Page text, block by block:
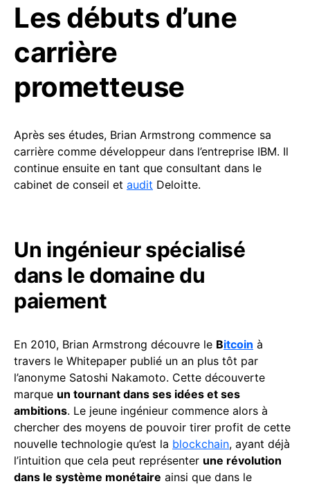
Les débuts d’une
carrière
prometteuse
Après ses études, Brian Armstrong commence sa
carrière comme développeur dans l’entreprise IBM. Il
continue ensuite en tant que consultant dans le
cabinet de conseil et audit Deloitte.
Un ingénieur spécialisé
dans le domaine du
paiement
En 2010, Brian Armstrong découvre le Bitcoin à
travers le Whitepaper publié un an plus tôt par
l’anonyme Satoshi Nakamoto. Cette découverte
marque un tournant dans ses idées et ses
ambitions. Le jeune ingénieur commence alors à
chercher des moyens de pouvoir tirer profit de cette
nouvelle technologie qu’est la blockchain, ayant déjà
l’intuition que cela peut représenter une révolution
dans le système monétaire ainsi que dans le